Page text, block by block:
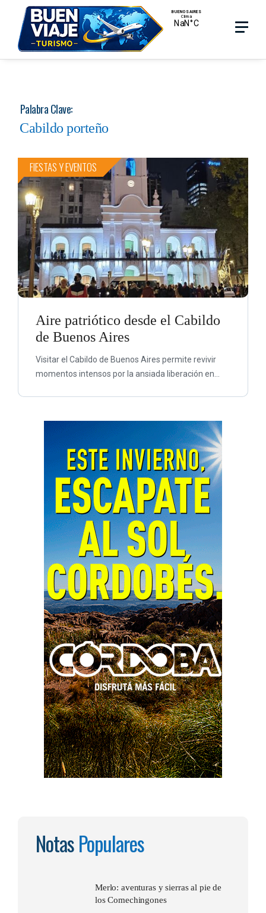
content
Menu
Palabra Clave:
Cabildo porteño
FIESTAS Y EVENTOS
Aire patriótico desde el Cabildo
de Buenos Aires
Visitar el Cabildo de Buenos Aires permite revivir
momentos intensos por la ansiada liberación en...
NotasPopulares
Merlo: aventuras y sierras al pie de
los Comechingones